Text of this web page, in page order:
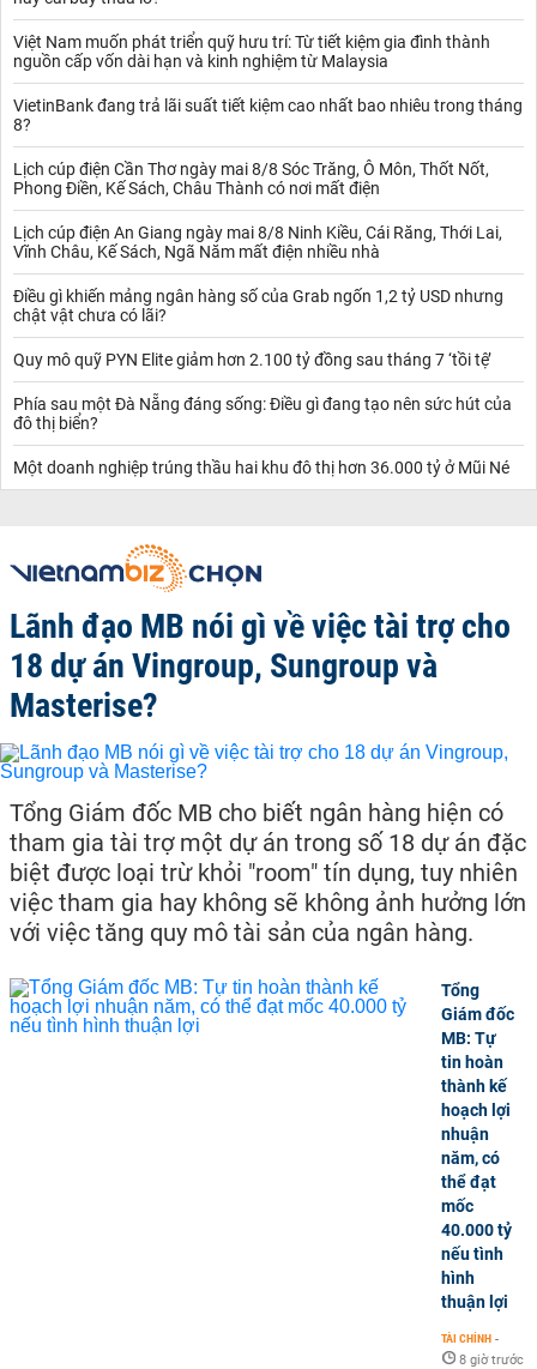
Việt Nam muốn phát triển quỹ hưu trí: Từ tiết kiệm gia đình thành
nguồn cấp vốn dài hạn và kinh nghiệm từ Malaysia
VietinBank đang trả lãi suất tiết kiệm cao nhất bao nhiêu trong tháng
8?
Lịch cúp điện Cần Thơ ngày mai 8/8 Sóc Trăng, Ô Môn, Thốt Nốt,
Phong Điền, Kế Sách, Châu Thành có nơi mất điện
Lịch cúp điện An Giang ngày mai 8/8 Ninh Kiều, Cái Răng, Thới Lai,
Vĩnh Châu, Kế Sách, Ngã Năm mất điện nhiều nhà
Điều gì khiến mảng ngân hàng số của Grab ngốn 1,2 tỷ USD nhưng
chật vật chưa có lãi?
Quy mô quỹ PYN Elite giảm hơn 2.100 tỷ đồng sau tháng 7 ‘tồi tệ’
Phía sau một Đà Nẵng đáng sống: Điều gì đang tạo nên sức hút của
đô thị biển?
Một doanh nghiệp trúng thầu hai khu đô thị hơn 36.000 tỷ ở Mũi Né
Lãnh đạo MB nói gì về việc tài trợ cho
18 dự án Vingroup, Sungroup và
Masterise?
Tổng Giám đốc MB cho biết ngân hàng hiện có
tham gia tài trợ một dự án trong số 18 dự án đặc
biệt được loại trừ khỏi "room" tín dụng, tuy nhiên
việc tham gia hay không sẽ không ảnh hưởng lớn
với việc tăng quy mô tài sản của ngân hàng.
Tổng
Giám đốc
MB: Tự
tin hoàn
thành kế
hoạch lợi
nhuận
năm, có
thể đạt
mốc
40.000 tỷ
nếu tình
hình
thuận lợi
TÀI CHÍNH -
8 giờ trước